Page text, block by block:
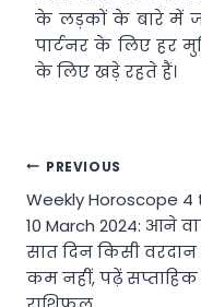
के लड़कों के बारे में
पार्टनर के लिए हर
के लिए खड़े रहते हैं।
Post
navigation
PREVIOUS
Weekly Horoscope 4
10 March 2024: आने
सात दिन किसी
कम नहीं, पढ़ें सप्ताहिक